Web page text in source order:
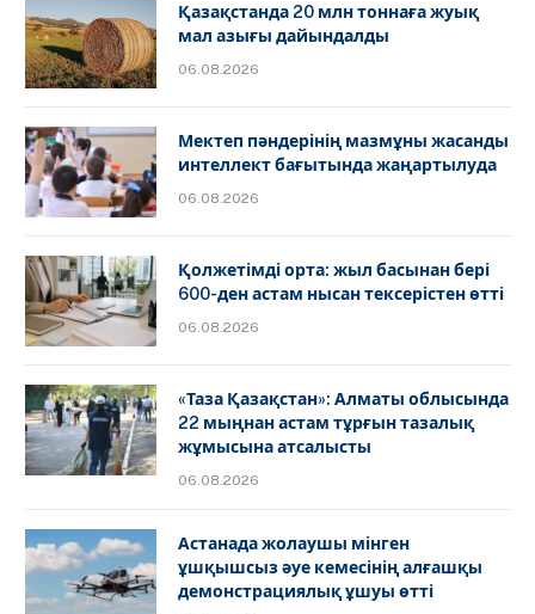
Қазақстанда 20 млн тоннаға жуық
мал азығы дайындалды
06.08.2026
Мектеп пәндерінің мазмұны жасанды
интеллект бағытында жаңартылуда
06.08.2026
Қолжетімді орта: жыл басынан бері
600-ден астам нысан тексерістен өтті
06.08.2026
«Таза Қазақстан»: Алматы облысында
22 мыңнан астам тұрғын тазалық
жұмысына атсалысты
06.08.2026
Астанада жолаушы мінген
ұшқышсыз әуе кемесінің алғашқы
демонстрациялық ұшуы өтті